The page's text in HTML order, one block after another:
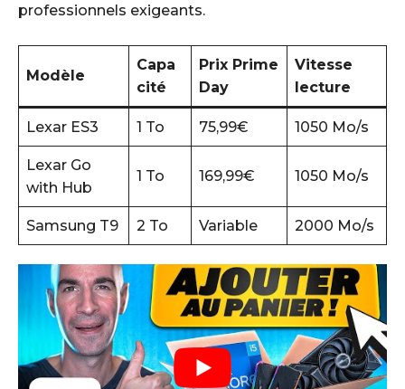
professionnels exigeants.
Modèle
Capa
cité
Prix Prime
Day
Vitesse
lecture
Lexar ES3 1 To 75,99€ 1050 Mo/s
Lexar Go
with Hub
1 To 169,99€ 1050 Mo/s
Samsung T9 2 To Variable 2000 Mo/s